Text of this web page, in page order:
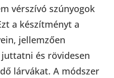
vérszívó szúnyogok
a készítményt a
jellemzően
és rövidesen
lárvákat. A módszer